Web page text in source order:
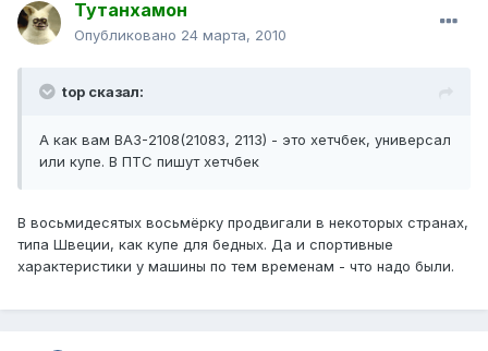
Тутанхамон
Опубликовано 24 марта, 2010
top сказал:
А как вам ВАЗ-2108(21083, 2113) - это хетчбек, универсал
или купе. В ПТС пишут хетчбек
В восьмидесятых восьмёрку продвигали в некоторых странах,
типа Швеции, как купе для бедных. Да и спортивные
характеристики у машины по тем временам - что надо были.